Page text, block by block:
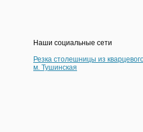
Наши социальные сети
Резка столешницы из
м. Тушинская